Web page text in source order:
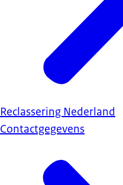
Reclassering Nederland
Contactgegevens